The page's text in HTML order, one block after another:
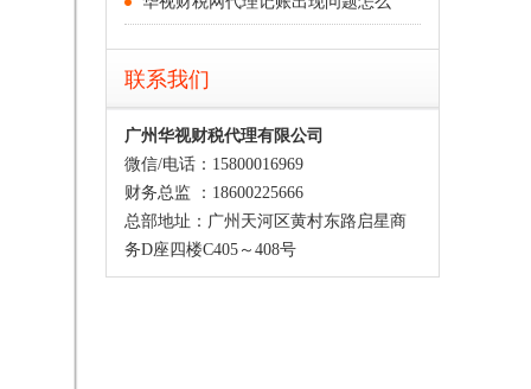
联系我们
广州华视财税代理有限公司
微信/电话：15800016969
财务总监 ：18600225666
总部地址：广州天河区黄村东路启星商
务D座四楼C405～408号